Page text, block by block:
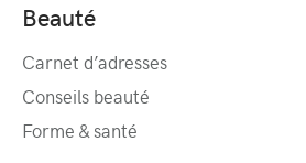
Beauté
Carnet d’adresses
Conseils beauté
Forme & santé